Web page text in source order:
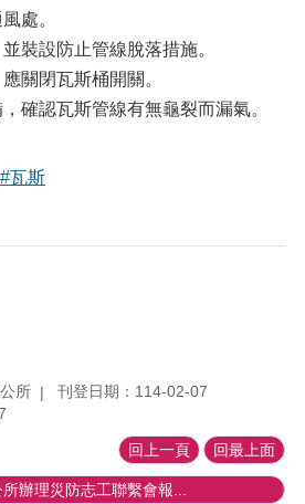
處。
裝設防止管線脫落措施。
關閉瓦斯桶開關。
確認瓦斯管線有無龜裂而漏氣。
#瓦斯
所
刊登日期：114-02-07
回上一頁 回最上面
辦理災防志工聯繫會報...